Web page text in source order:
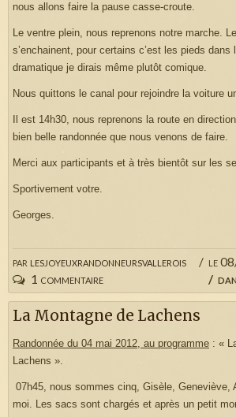
par lesjoyeuxrandonneursvallerois
le
1 commentaire
nous allons faire la pause casse-croute.
Le ventre plein, nous reprenons notre marche.
s’enchainent, pour certains c’est les pieds dans
dramatique je dirais même plutôt comique.
Nous quittons le canal pour rejoindre la voiture
Il est 14h30, nous reprenons la route en
bien belle randonnée que nous venons de faire.
Merci aux participants et à très bientôt sur les
Sportivement votre.
Georges.
La Montagne de Lachens
Randonnée du 04 mai 2012, au programme : «
Lachens ».
07h45, nous sommes cinq, Gisèle, Geneviève,
moi. Les sacs sont chargés et après un petit